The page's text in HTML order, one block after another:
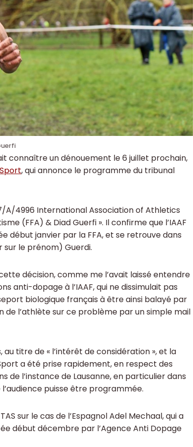
connaître un dénouement le 6 juillet prochain,
, qui annonce le programme du tribunal
A/4996 International Association of Athletics
(FFA) & Diad Guerfi ». Il confirme que l’IAAF
début janvier par la FFA, et se retrouve dans
sur le prénom) Guerdi.
décision, comme me l’avait laissé entendre
anti-dopage à l’IAAF, qui ne dissimulait pas
biologique français à être ainsi balayé par
de l’athlète sur ce problème par un simple mail
au titre de « l’intérêt de considération », et la
a été prise rapidement, en respect des
de l’instance de Lausanne, en particulier dans
puisse être programmée.
sur le cas de l’Espagnol Adel Mechaal, qui a
début décembre par l’Agence Anti Dopage